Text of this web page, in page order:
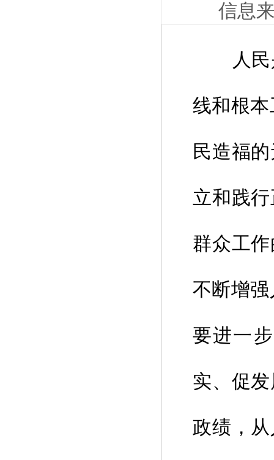
信息
人民是
线和根
民造福
立和践
群众工
不断增
要进一
实、促
政绩，